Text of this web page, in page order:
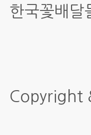
한국꽃배달
Copyright